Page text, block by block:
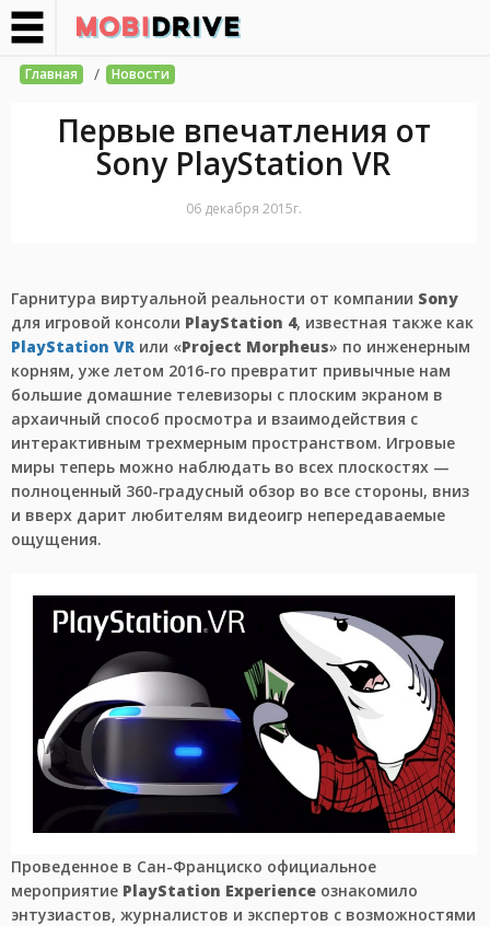
Главная / Новости
Первые впечатления от
Sony PlayStation VR
06 декабря 2015г.
Гарнитура виртуальной реальности от компании Sony
для игровой консоли PlayStation 4, известная также как
PlayStation VR или «Project Morpheus» по инженерным
корням, уже летом 2016-го превратит привычные нам
большие домашние телевизоры с плоским экраном в
архаичный способ просмотра и взаимодействия с
интерактивным трехмерным пространством. Игровые
миры теперь можно наблюдать во всех плоскостях —
полноценный 360-градусный обзор во все стороны, вниз
и вверх дарит любителям видеоигр непередаваемые
ощущения.
Проведенное в Сан-Франциско официальное
мероприятие PlayStation Experience ознакомило
энтузиастов, журналистов и экспертов с возможностями